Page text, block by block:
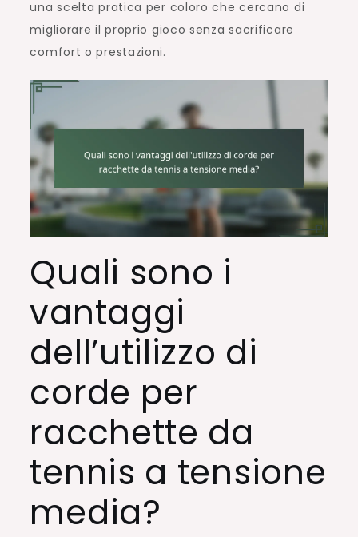
una scelta pratica per coloro che cercano di
migliorare il proprio gioco senza sacrificare
comfort o prestazioni.
Quali sono i
vantaggi
dell’utilizzo di
corde per
racchette da
tennis a tensione
media?